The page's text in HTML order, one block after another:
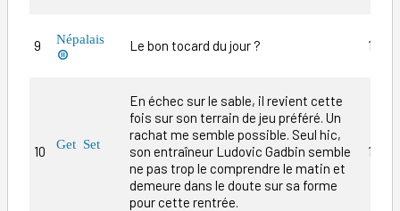
9
Népalais

Le bon tocard du jour ? 16/1
10
Get Set
En échec sur le sable, il revient cette
fois sur son terrain de jeu préféré. Un
rachat me semble possible. Seul hic,
son entraîneur Ludovic Gadbin semble
ne pas trop le comprendre le matin et
demeure dans le doute sur sa forme
pour cette rentrée.
13/1